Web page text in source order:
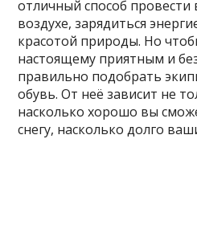
отличный способ
воздухе, зарядиться
красотой природы. Но
настоящему приятным и
правильно подобрать
обувь. От неё зависит не
насколько хорошо вы
снегу, насколько долго